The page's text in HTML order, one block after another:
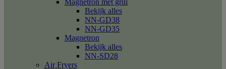
Magnetron met grill
Bekijk alles
NN-GD38
NN-GD35
Magnetron
Bekijk alles
NN-SD28
Air Fryers